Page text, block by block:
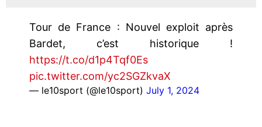
Tour de France : Nouvel exploit après
Bardet, c’est historique !
https://t.co/d1p4Tqf0Es
pic.twitter.com/yc2SGZkvaX
— le10sport (@le10sport) July 1, 2024